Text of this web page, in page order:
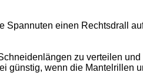
Spannuten einen Rechtsdrall
zu verteilen
günstig, wenn die Mantelrillen